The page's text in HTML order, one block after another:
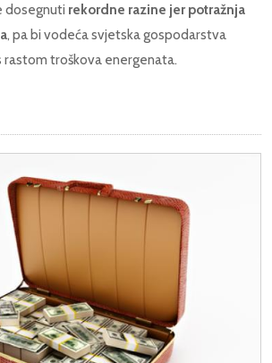
dosegnuti rekordne razine jer potražnja
, pa bi vodeća svjetska gospodarstva
rastom troškova energenata.